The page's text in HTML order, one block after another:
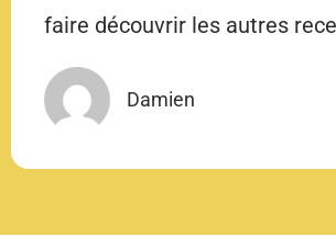
faire découvrir les autres
Damien